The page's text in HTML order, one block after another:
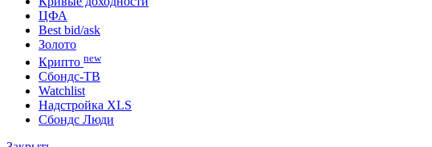
Портфель
Консенсусы
Поиск облигаций (ИИ)
Кривые доходности
ЦФА
Best bid/ask
Золото
Криптоnew
Сбондс-ТВ